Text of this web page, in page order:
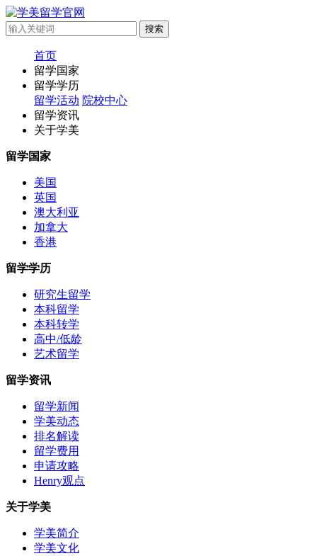
首页
留学国家
留学学历
留学活动 院校中心
留学资讯
关于学美
留学国家
美国
英国
澳大利亚
加拿大
香港
留学学历
研究生留学
本科留学
本科转学
高中/低龄
艺术留学
留学资讯
留学新闻
学美动态
排名解读
留学费用
申请攻略
Henry观点
关于学美
学美简介
学美文化